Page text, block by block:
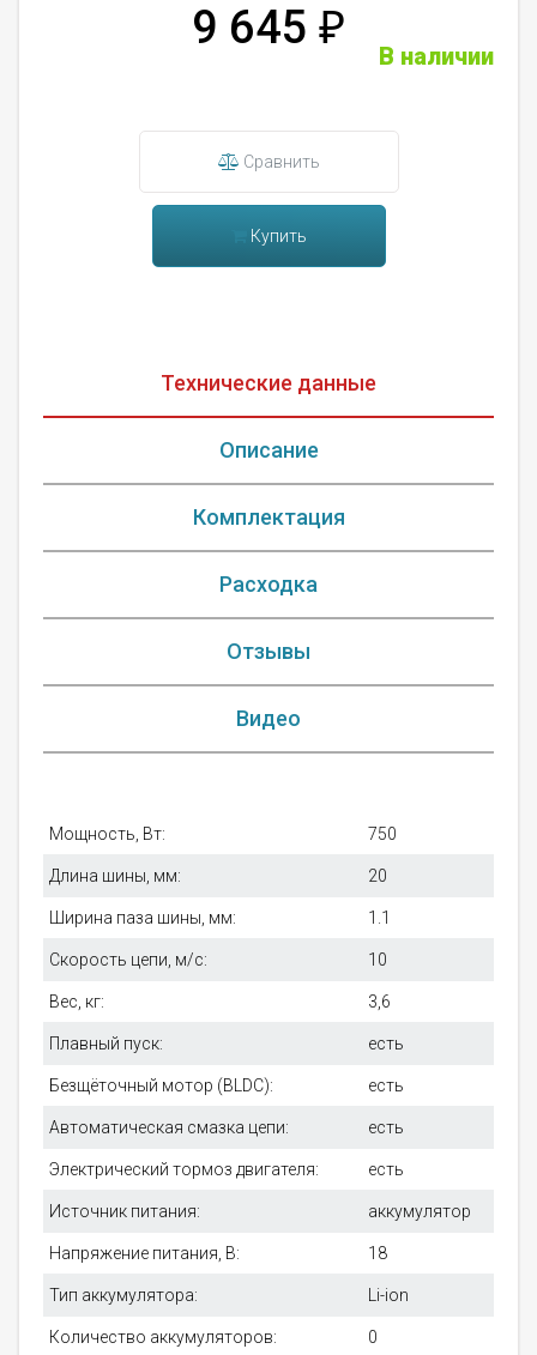
9 645 ₽
В наличии
Сравнить
Купить
Технические данные
Описание
Комплектация
Расходка
Отзывы
Видео
Мощность, Вт: 750
Длина шины, мм: 20
Ширина паза шины, мм: 1.1
Скорость цепи, м/с: 10
Вес, кг: 3,6
Плавный пуск: есть
Безщёточный мотор (BLDC): есть
Автоматическая смазка цепи: есть
Электрический тормоз двигателя: есть
Источник питания: аккумулятор
Напряжение питания, В: 18
Тип аккумулятора: Li-ion
Количество аккумуляторов: 0